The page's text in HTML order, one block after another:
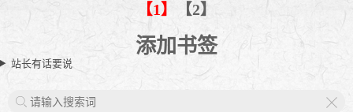
【1】 【2】
添加书签
站长有话要说